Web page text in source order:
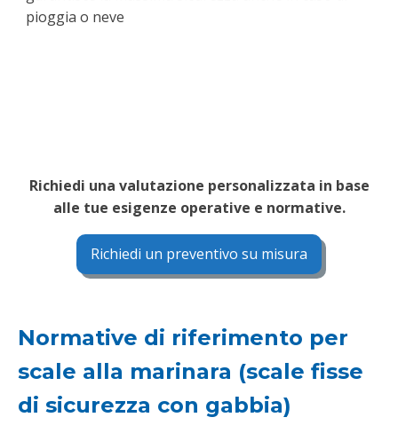
pioggia o neve
Richiedi una valutazione personalizzata in base
alle tue esigenze operative e normative.
Richiedi un preventivo su misura
Normative di riferimento per
scale alla marinara (scale fisse
di sicurezza con gabbia)